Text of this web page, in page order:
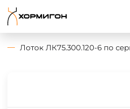
Skip to main content
Лоток ЛК75.300.120-6 по